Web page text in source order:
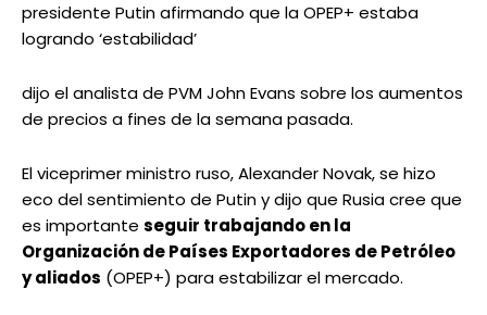
presidente Putin afirmando que la OPEP+ estaba
logrando ‘estabilidad’
dijo el analista de PVM John Evans sobre los aumentos
de precios a fines de la semana pasada.
El viceprimer ministro ruso, Alexander Novak, se hizo
eco del sentimiento de Putin y dijo que Rusia cree que
es importante seguir trabajando en la
Organización de Países Exportadores de Petróleo
y aliados (OPEP+) para estabilizar el mercado.